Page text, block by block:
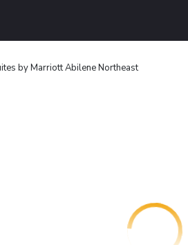
by Marriott Abilene Northeast